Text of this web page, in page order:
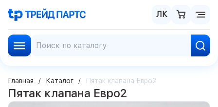
ЛК
Главная Каталог Пятак клапана Евро2
Пятак клапана Евро2